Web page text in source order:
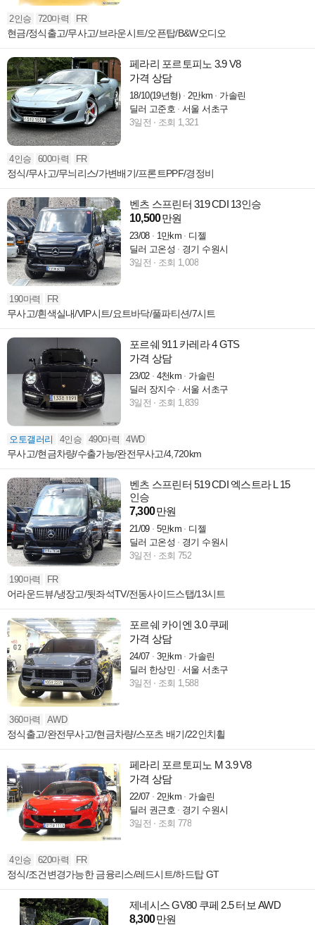
2인승 720마력 FR
현금/정식출고/무사고/브라운시트/오픈탑/B&W오디오
페라리 포르토피노 3.9 V8
가격 상담
18/10(19년형) 2만km
가솔린
딜러 고준호
서울 서초구
3일전
조회 1,321
4인승 600마력 FR
정식/무사고/무늬리스/가변배기/프론트PPF/경정비
벤츠 스프린터 319 CDI 13인승
10,500만원
23/08 1만km
디젤
딜러 고온성
경기 수원시
3일전
조회 1,008
190마력 FR
무사고/흰색실내/VIP시트/요트바닥/풀파티션/7시트
포르쉐 911 카레라 4 GTS
가격 상담
23/02 4천km
가솔린
딜러 장지수
서울 서초구
3일전
조회 1,839
오토갤러리 4인승 490마력 4WD
무사고/현금차량/수출가능/완전무사고/4,720km
벤츠 스프린터 519 CDI 엑스트라 L 15
인승
7,300만원
21/09 5만km
디젤
딜러 고온성
경기 수원시
3일전
조회 752
190마력 FR
어라운드뷰/냉장고/뒷좌석TV/전동사이드스탭/13시트
포르쉐 카이엔 3.0 쿠페
가격 상담
24/07 3만km
가솔린
딜러 한상민
서울 서초구
3일전
조회 1,588
360마력 AWD
정식출고/완전무사고/현금차량/스포츠 배기/22인치휠
페라리 포르토피노 M 3.9 V8
가격 상담
22/07 2만km
가솔린
딜러 권근호
경기 수원시
3일전
조회 778
4인승 620마력 FR
정식/조건변경가능한 금융리스/레드시트/하드탑 GT
제네시스 GV80 쿠페 2.5 터보 AWD
8,300만원